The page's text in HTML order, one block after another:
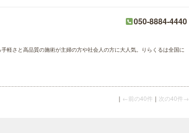
050-8884-4440
軽さと高品質の施術が主婦の方や社会人の方に大人気。りらくるは全国に
｜ ←前の40件 ｜ 次の40件→